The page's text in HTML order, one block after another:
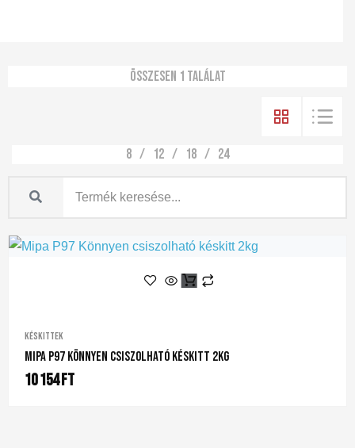
Összesen 1 találat
8 12 18 24
Késkittek
Mipa P97 Könnyen Csiszolható Késkitt 2kg
10 154Ft